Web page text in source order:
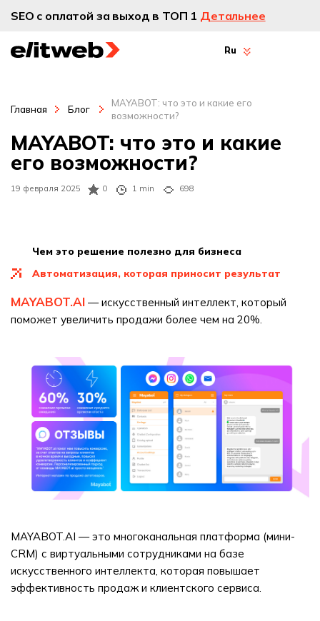
SEO с оплатой за выход в ТОП 1 Детальнее
Ru
Главная Блог
MAYABOT: что это и какие его
возможности?
19 февраля 2025 0 1 min 698
MAYABOT: что это и какие
его возможности?
чем это решение полезно для бизнеса
автоматизация, которая приносит результат
MAYABOT.AI — искусственный интеллект, который
поможет увеличить продажи более чем на 20%.
MAYABOT.AI — это многоканальная платформа (мини-
CRM) с виртуальными сотрудниками на базе
искусственного интеллекта, которая повышает
эффективность продаж и клиентского сервиса.